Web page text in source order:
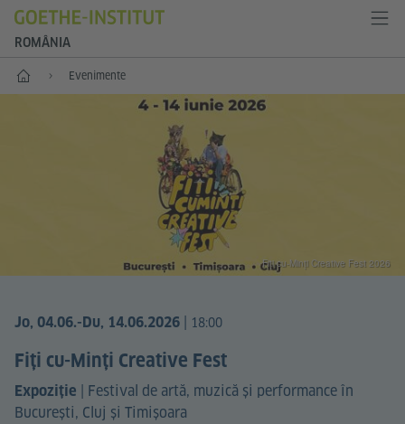
ROMÂNIA
Start Evenimente
Jo, 04.06.-Du, 14.06.2026 | 18:00
Fiți cu-Minți Creative Fest
Expoziție
Festival de artă, muzică și performance în
București, Cluj și Timișoara
Fiți cu-Minți Creative Fest 2026